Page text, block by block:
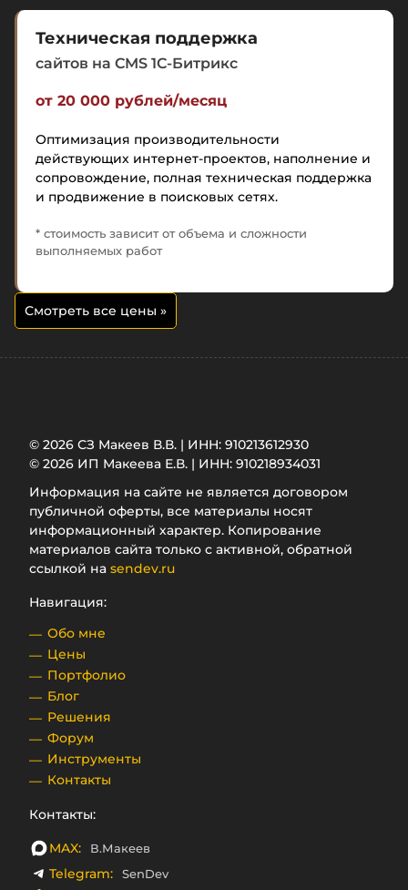
Техническая поддержка
сайтов на CMS 1C-Битрикс
от 20 000 рублей/месяц
Оптимизация производительности
действующих интернет-проектов, наполнение и
сопровождение, полная техническая поддержка
и продвижение в поисковых сетях.
* стоимость зависит от объема и сложности
выполняемых работ
Смотреть все цены »
© 2026 СЗ Макеев В.В. | ИНН: 910213612930
© 2026 ИП Макеева Е.В. | ИНН: 910218934031
Информация на сайте не является договором
публичной оферты, все материалы носят
информационный характер. Копирование
материалов сайта только с активной, обратной
ссылкой на sendev.ru
Навигация:
Обо мне
Цены
Портфолио
Блог
Решения
Форум
Инструменты
Контакты
Контакты:
MAX: В.Макеев
Telegram: SenDev